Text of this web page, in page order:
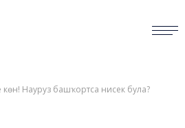
ОПРОС
көн! Науруз башҡортса нисек була?